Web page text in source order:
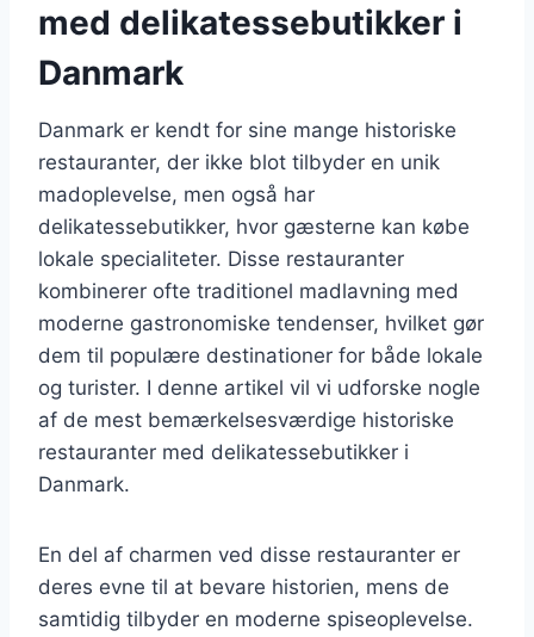
med delikatessebutikker i
Danmark
Danmark er kendt for sine mange historiske
restauranter, der ikke blot tilbyder en unik
madoplevelse, men også har
delikatessebutikker, hvor gæsterne kan købe
lokale specialiteter. Disse restauranter
kombinerer ofte traditionel madlavning med
moderne gastronomiske tendenser, hvilket gør
dem til populære destinationer for både lokale
og turister. I denne artikel vil vi udforske nogle
af de mest bemærkelsesværdige historiske
restauranter med delikatessebutikker i
Danmark.
En del af charmen ved disse restauranter er
deres evne til at bevare historien, mens de
samtidig tilbyder en moderne spiseoplevelse.